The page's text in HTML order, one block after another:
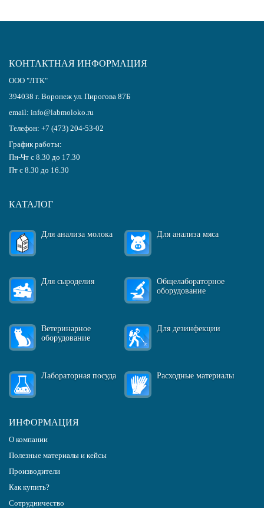
КОНТАКТНАЯ ИНФОРМАЦИЯ
ООО "ЛТК"
394038 г. Воронеж ул. Пирогова 87Б
email: info@labmoloko.ru
Телефон: +7 (473) 204-53-02
График работы:
Пн-Чт с 8.30 до 17.30
Пт с 8.30 до 16.30
КАТАЛОГ
Для анализа молока Для анализа мяса
Для сыроделия
Общелабораторное
оборудование
Ветеринарное
оборудование
Для дезинфекции
Лабораторная посуда Расходные материалы
ИНФОРМАЦИЯ
О компании
Полезные материалы и кейсы
Производители
Как купить?
Сотрудничество